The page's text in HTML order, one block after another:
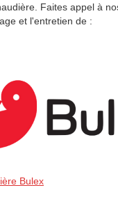
Faites appel à
et l'entretien de :
Bulex